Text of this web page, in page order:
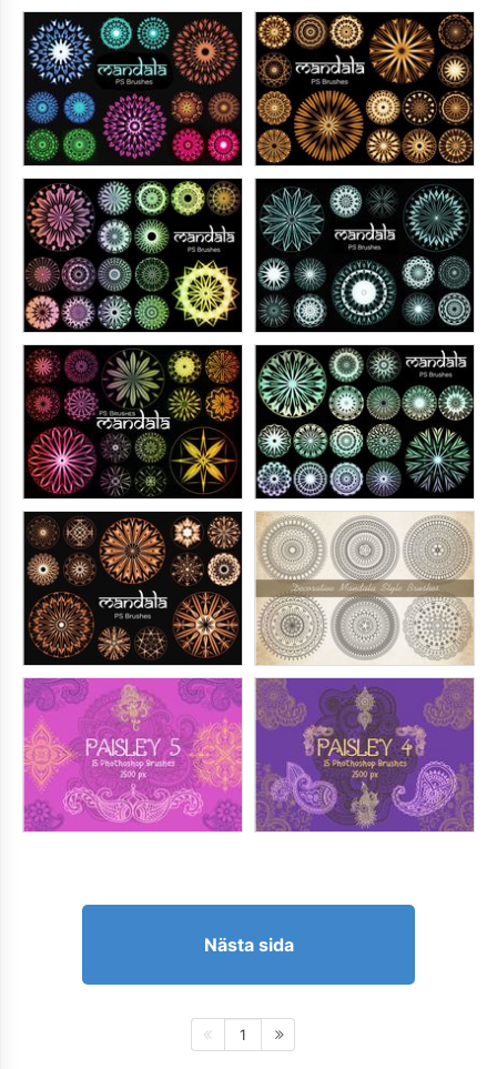
Nästa sida
1